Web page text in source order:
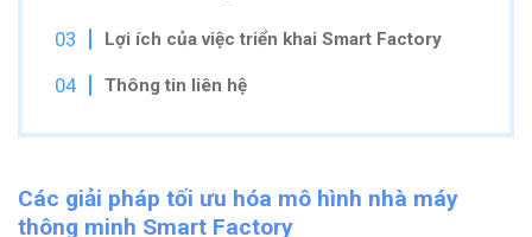
Lợi ích của việc triển khai Smart Factory
Thông tin liên hệ
Các giải pháp tối ưu hóa mô hình nhà máy
thông minh Smart Factory